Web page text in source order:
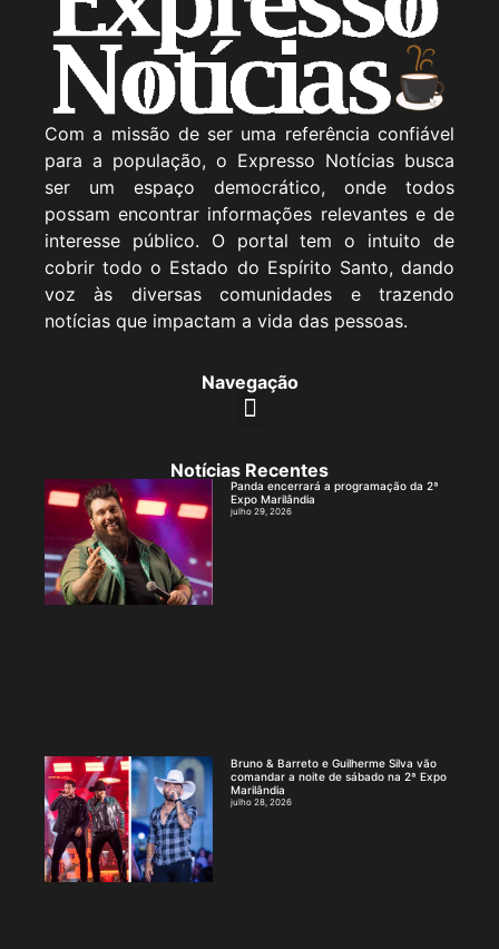
Com a missão de ser uma referência confiável
para a população, o Expresso Notícias busca
ser um espaço democrático, onde todos
possam encontrar informações relevantes e de
interesse público. O portal tem o intuito de
cobrir todo o Estado do Espírito Santo, dando
voz às diversas comunidades e trazendo
notícias que impactam a vida das pessoas.
Navegação
Notícias Recentes
Panda encerrará a programação da 2ª
Expo Marilândia
julho 29, 2026
Bruno & Barreto e Guilherme Silva vão
comandar a noite de sábado na 2ª Expo
Marilândia
julho 28, 2026